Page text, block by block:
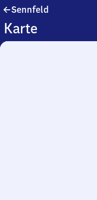
Sennfeld
Karte